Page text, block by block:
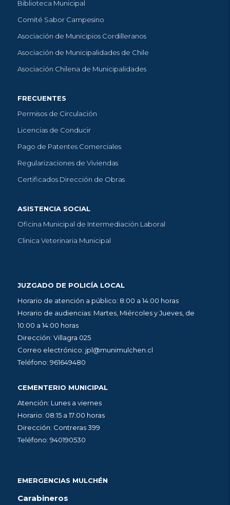
Biblioteca Municipal
Comité Sabor Campesino
Asociación de Municipios Cordilleranos
Asociación de Municipalidades de Chile
Asociación Chilena de Municipalidades
FRECUENTES
Permisos de Circulación
Licencias de Conducir
Pago de Patentes Comerciales
Regularizaciones de Viviendas
Certificados Dirección de Obras
ASISTENCIA SOCIAL
Oficina Municipal de Intermediación Laboral
Clinica Veterinaria Municipal
JUZGADO DE POLICÍA LOCAL
Horario de atención a público: 8:00 a 14:00 horas
Horario de audiencias: Martes, Miércoles y Jueves, de
10:00 a 14:00 horas
Dirección: Villagra 025
Correo electrónico: jpl@munimulchen.cl
Teléfono: 961649480
CEMENTERIO MUNICIPAL
Atención: Lunes a viernes
Horario: 08:15 a 17:00 horas
Dirección: Contreras 399
Teléfono: 940190530
EMERGENCIAS MULCHÉN
Carabineros